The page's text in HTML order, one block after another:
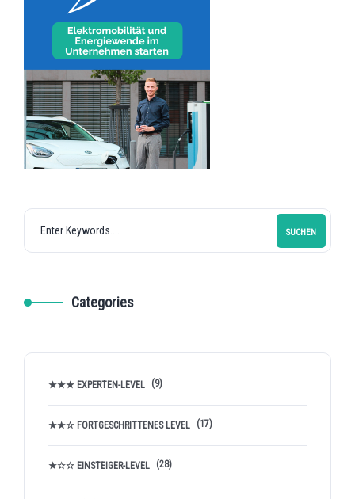
SUCHEN
Categories
★★★ EXPERTEN-LEVEL (9)
★★☆ FORTGESCHRITTENES LEVEL (17)
★☆☆ EINSTEIGER-LEVEL (28)